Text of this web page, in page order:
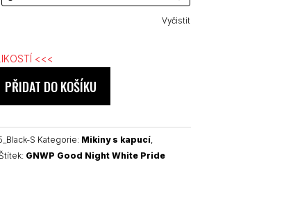
Vyčistit
<<<
PŘIDAT DO KOŠÍKU
S Kategorie: Mikiny s kapucí,
Štítek: GNWP Good Night White Pride